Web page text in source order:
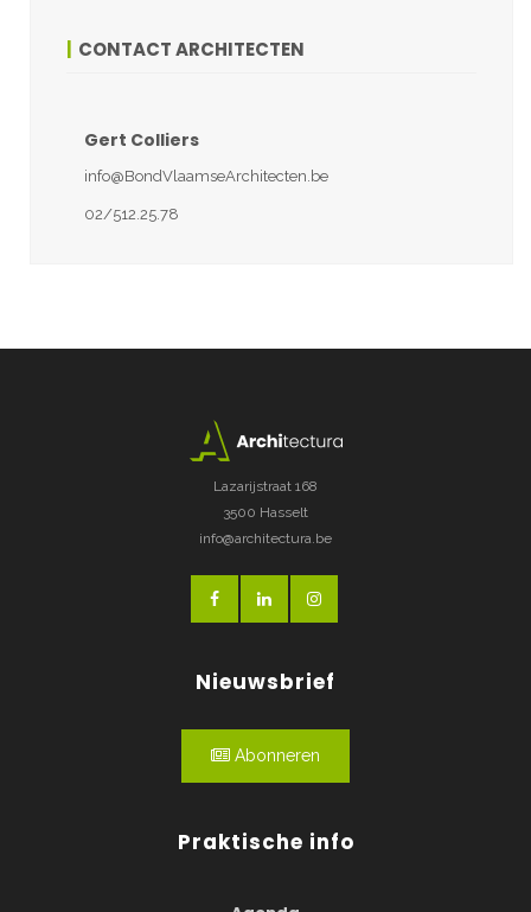
CONTACT ARCHITECTEN
Gert Colliers
info@BondVlaamseArchitecten.be
02/512.25.78
Lazarijstraat 168
3500 Hasselt
info@architectura.be
Nieuwsbrief
Abonneren
Praktische info